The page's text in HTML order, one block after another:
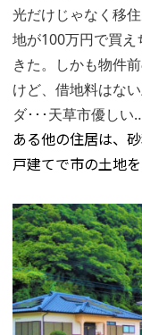
光だけじゃなく移
地が100万円で買え
きた。しかも物件
けど、借地料はな
ダ･･･天草市優しい
ある他の住居は、
戸建てで市の土地